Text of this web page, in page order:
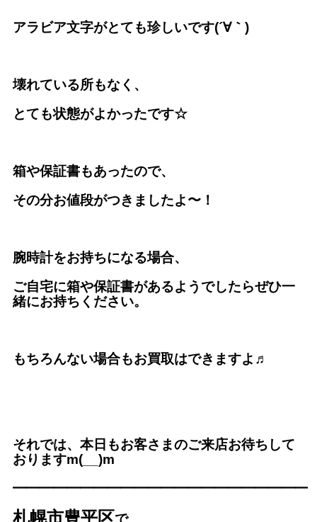
アラビア文字がとても珍しいです(´∀｀)
壊れている所もなく、
とても状態がよかったです☆
箱や保証書もあったので、
その分お値段がつきましたよ〜！
腕時計をお持ちになる場合、
ご自宅に箱や保証書があるようでしたらぜひ一
緒にお持ちください。
もちろんない場合もお買取はできますよ♬
それでは、本日もお客さまのご来店お待ちして
おりますm(__)m
━━━━━━━━━━━━━
札幌市豊平区で